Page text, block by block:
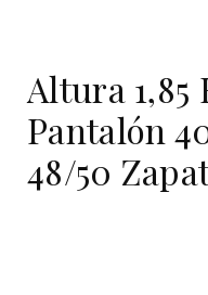
Altura 1,85
Pantalón
48/50